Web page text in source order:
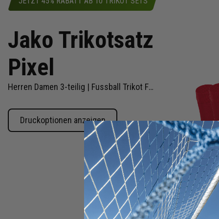
Jako Trikotsatz
Pixel
Herren Damen 3-teilig | Fussball Trikot Fussball Short Sockenstutzen | Fussball Trikot Set
Druckoptionen anzeigen
Zum
Anfang
der